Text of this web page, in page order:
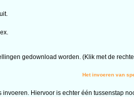
gedownload worden. (Klik met de
Het invoeren van
Hiervoor is echter één tussenstap